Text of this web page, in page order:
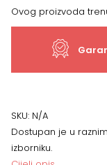
Ovog proizvoda
SKU: N/A
Dostupan je u
izborniku.